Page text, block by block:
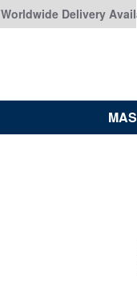
Worldwide Delivery